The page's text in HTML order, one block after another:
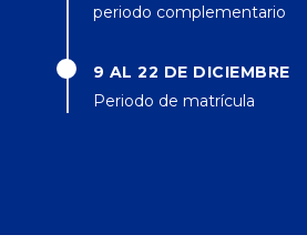
periodo complementario
9 AL 22 DE DICIEMBRE
Periodo de matrícula